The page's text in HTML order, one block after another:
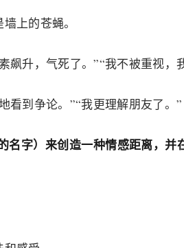
上的苍蝇。
升，气死了。”“我不被重视，
看到争论。”“我更理解朋友了。”
字）来创造一种情感距离，